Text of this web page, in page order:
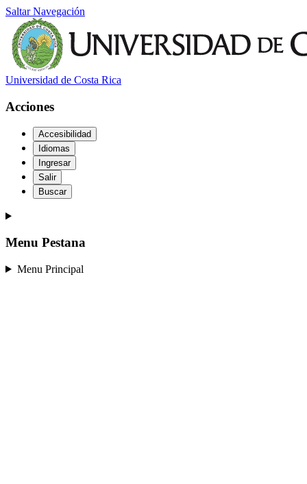
Saltar Navegación
Universidad de Costa Rica
Acciones
Accesibilidad
Idiomas
Ingresar
Salir
Buscar
Menu Pestana
Menu Principal